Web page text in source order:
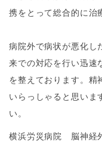
携をとって総合的に治
病院外で病状が悪化し
来での対応を行い迅速
を整えております。精
いらっしゃると思いま
い。
横浜労災病院 脳神経